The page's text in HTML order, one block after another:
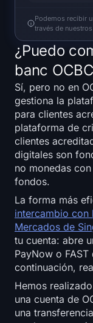
Valor Total
Rainbow Chart
Cuenta
ETH Gas
Rastreador de
Calculadora
Acerca de
Idioma
Podemos recibir
través de
¿Puedo
banc
Sí, pero no en
gestiona la
para clientes
plataforma de
clientes
digitales son
no monedas
fondos.
La forma más
intercambio con
Mercados de
tu cuenta: abre
PayNow o
continuación,
Hemos
una cuenta de
una